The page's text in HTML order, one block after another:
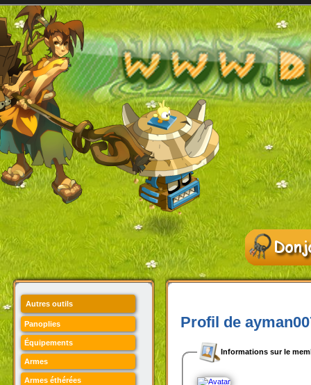
Autres outils
Panoplies
Équipements
Armes
Armes éthérées
Profil de
Informations sur le